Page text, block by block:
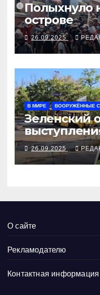
Полыхнуло
острове
26.09.2025
В МИРЕ ВООРУЖЁННЫЕ
Зеленский
закрыли
рубеж
26.09.2025
О сайте
Рекламодателю
Контактная информация